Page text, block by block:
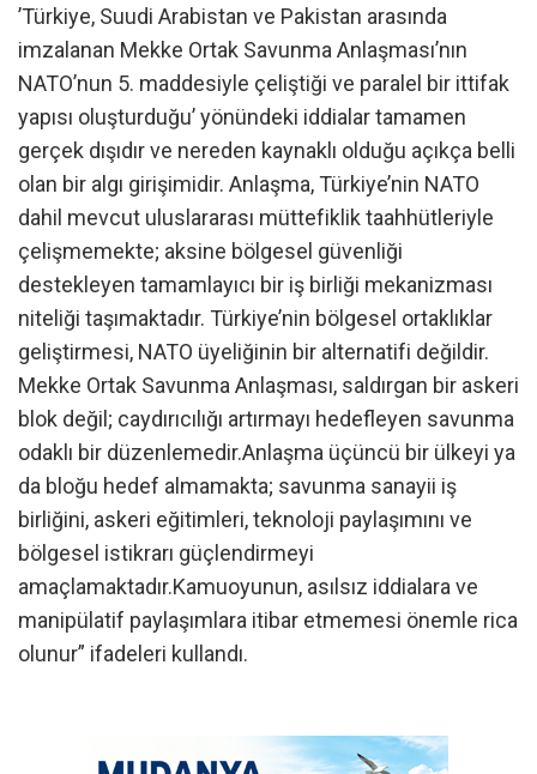
’Türkiye, Suudi Arabistan ve Pakistan arasında
imzalanan Mekke Ortak Savunma Anlaşması’nın
NATO’nun 5. maddesiyle çeliştiği ve paralel bir ittifak
yapısı oluşturduğu’ yönündeki iddialar tamamen
gerçek dışıdır ve nereden kaynaklı olduğu açıkça belli
olan bir algı girişimidir. Anlaşma, Türkiye’nin NATO
dahil mevcut uluslararası müttefiklik taahhütleriyle
çelişmemekte; aksine bölgesel güvenliği
destekleyen tamamlayıcı bir iş birliği mekanizması
niteliği taşımaktadır. Türkiye’nin bölgesel ortaklıklar
geliştirmesi, NATO üyeliğinin bir alternatifi değildir.
Mekke Ortak Savunma Anlaşması, saldırgan bir askeri
blok değil; caydırıcılığı artırmayı hedefleyen savunma
odaklı bir düzenlemedir.Anlaşma üçüncü bir ülkeyi ya
da bloğu hedef almamakta; savunma sanayii iş
birliğini, askeri eğitimleri, teknoloji paylaşımını ve
bölgesel istikrarı güçlendirmeyi
amaçlamaktadır.Kamuoyunun, asılsız iddialara ve
manipülatif paylaşımlara itibar etmemesi önemle rica
olunur” ifadeleri kullandı.